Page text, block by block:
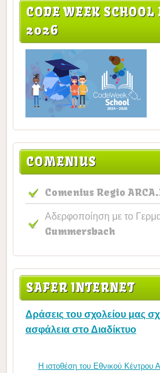
CODE WEEK
2026
COMENIUS
Comenius Regio
Αδερφοποίηση με το
Gummersbach
SAFER INTERNET
Δράσεις του σχολείου μας
ασφάλεια στο Διαδίκτυο
Η ιστοθέση του Εθνικού Κέντρου